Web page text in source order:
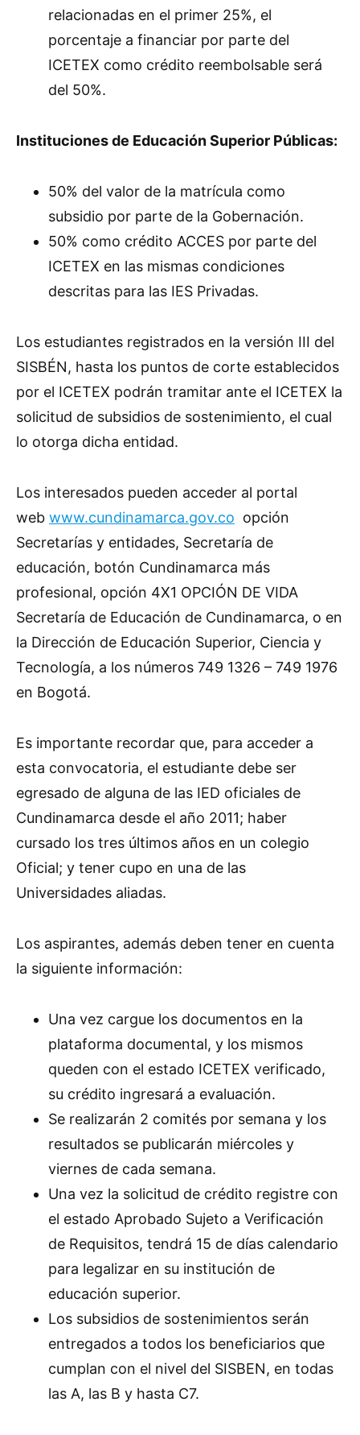
relacionadas en el primer 25%, el
porcentaje a financiar por parte del
ICETEX como crédito reembolsable será
del 50%.
Instituciones de Educación Superior Públicas:
50% del valor de la matrícula como
subsidio por parte de la Gobernación.
50% como crédito ACCES por parte del
ICETEX en las mismas condiciones
descritas para las IES Privadas.
Los estudiantes registrados en la versión III del
SISBÉN, hasta los puntos de corte establecidos
por el ICETEX podrán tramitar ante el ICETEX la
solicitud de subsidios de sostenimiento, el cual
lo otorga dicha entidad.
Los interesados pueden acceder al portal
web www.cundinamarca.gov.co opción
Secretarías y entidades, Secretaría de
educación, botón Cundinamarca más
profesional, opción 4X1 OPCIÓN DE VIDA
Secretaría de Educación de Cundinamarca, o en
la Dirección de Educación Superior, Ciencia y
Tecnología, a los números 749 1326 – 749 1976
en Bogotá.
Es importante recordar que, para acceder a
esta convocatoria, el estudiante debe ser
egresado de alguna de las IED oficiales de
Cundinamarca desde el año 2011; haber
cursado los tres últimos años en un colegio
Oficial; y tener cupo en una de las
Universidades aliadas.
Los aspirantes, además deben tener en cuenta
la siguiente información:
Una vez cargue los documentos en la
plataforma documental, y los mismos
queden con el estado ICETEX verificado,
su crédito ingresará a evaluación.
Se realizarán 2 comités por semana y los
resultados se publicarán miércoles y
viernes de cada semana.
Una vez la solicitud de crédito registre con
el estado Aprobado Sujeto a Verificación
de Requisitos, tendrá 15 de días calendario
para legalizar en su institución de
educación superior.
Los subsidios de sostenimientos serán
entregados a todos los beneficiarios que
cumplan con el nivel del SISBEN, en todas
las A, las B y hasta C7.